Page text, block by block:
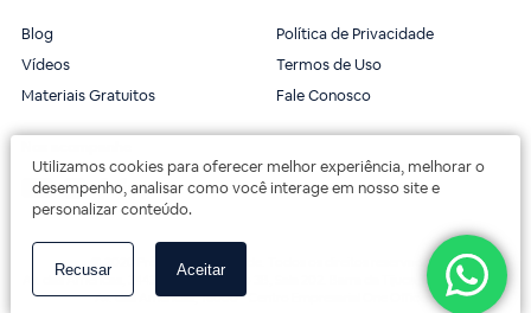
Utilizamos cookies para oferecer melhor experiência, melhorar o
desempenho, analisar como você interage em nosso site e
personalizar conteúdo.
Recusar Aceitar
Blog
Vídeos
Materiais Gratuitos
Política de Privacidade
Termos de Uso
Fale Conosco
© 2020 Prèzzo Contabilidade. Todos os direitos reservados.
Av. das Américas, 3443, 2º andar, Bloco 3B, Sala 202. Barra da Tijuca, Rio de Janeiro.
Av. das Américas, 18000 - Centro Empresarial One Offices.